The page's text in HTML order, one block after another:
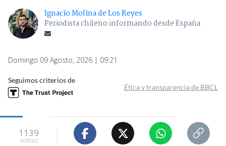
Ignacio Molina de Los Reyes
Periodista chileno informando desde España
Domingo 09 Agosto, 2026 | 09:21
Seguimos criterios de
Ética y transparencia de BBCL
1139
visitas